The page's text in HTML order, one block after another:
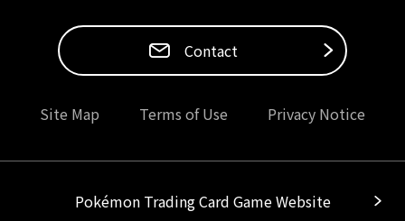
Contact
Site Map Terms of Use Privacy Notice
Pokémon Trading Card Game Website